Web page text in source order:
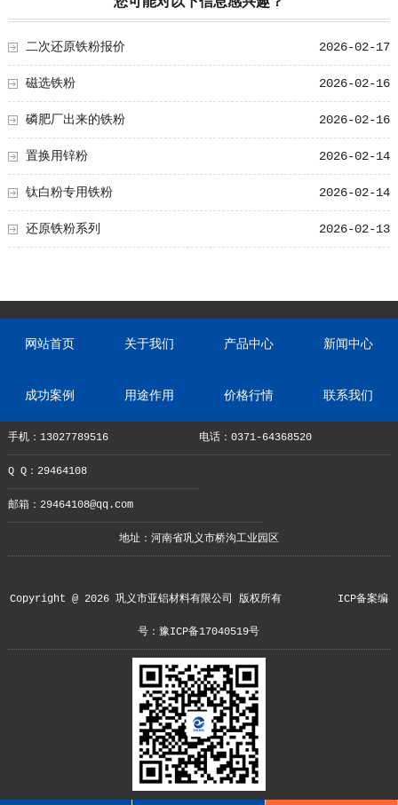
2026-02-17
二次还原铁粉报价
2026-02-16
磁选铁粉
2026-02-16
磷肥厂出来的铁粉
2026-02-14
置换用锌粉
2026-02-14
钛白粉专用铁粉
2026-02-13
还原铁粉系列
网站首页 关于我们 产品中心 新闻中心
成功案例 用途作用 价格行情 联系我们
手机：13027789516 电话：0371-64368520
Q Q：29464108
邮箱：29464108@qq.com
地址：河南省巩义市桥沟工业园区
Copyright @ 2026 巩义市亚铝材料有限公司 版权所有 ICP备案编
号：豫ICP备17040519号